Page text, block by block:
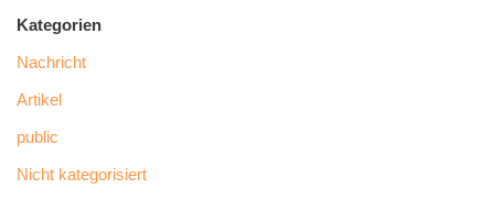
Kategorien
Nachricht
Artikel
public
Nicht kategorisiert